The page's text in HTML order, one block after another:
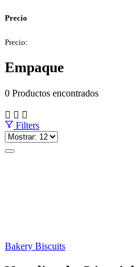
Precio
Precio:
Empaque
0 Productos encontrados
Filters
Bakery Biscuits